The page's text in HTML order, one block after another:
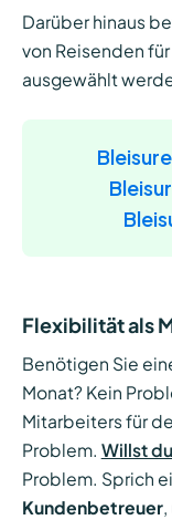
Darüber hinaus
von Reisenden
ausgewählt
Flexibilität als
Benötigen Sie
Monat? Kein
Mitarbeiters für
Problem. Willst
Problem. Sprich
Kundenbetreuer,